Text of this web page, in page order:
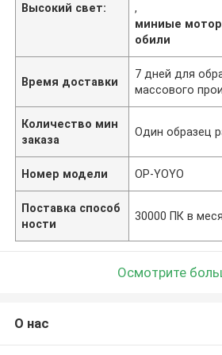
Высокий свет:
,
миниые
обили
Время доставки
7 дней для
массового
Количество мин
заказа
Один образец
Номер модели OP-YOYO
Поставка способ
ности
30000 ПК в
Осмотрите
О нас